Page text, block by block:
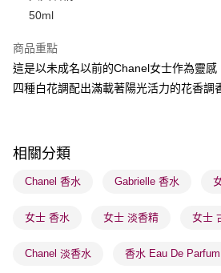
送貨方式
順豐自助櫃 - 確認發貨後1-3個工作天送達
順豐站及營業點 - 確認發貨後1-3個工作天
物流公司進行物流配送
50ml
商品重點
這是以未成名以前的Chanel女士作為靈感
四種白花調配出滿載著陽光活力的花香調
相關分類
Chanel 香水 Gabrielle 香水
女士 香水 女士 淡香精 女士
Chanel 淡香水 香水 Eau De Parfum